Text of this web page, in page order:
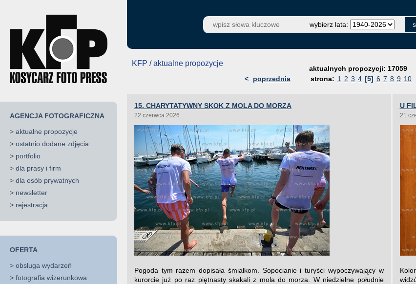
AGENCJA FOTOGRAFICZNA
> aktualne propozycje
> ostatnio dodane zdjęcia
> portfolio
> dla prasy i firm
> dla osób prywatnych
> newsletter
> rejestracja
OFERTA
> obsługa wydarzeń
> fotografia wizerunkowa
wybierz lata:
KFP / aktualne propozycje
aktualnych propozycji: 17059
<
poprzednia strona: 1 2 3 4 [5] 6 7 8 9 10
15. CHARYTATYWNY SKOK Z MOLA DO MORZA
22 czerwca 2026
Pogoda tym razem dopisała śmiałkom. Sopocianie i turyści wypoczywający w
kurorcie już po raz piętnasty skakali z mola do morza. W niedzielne południe
U
21